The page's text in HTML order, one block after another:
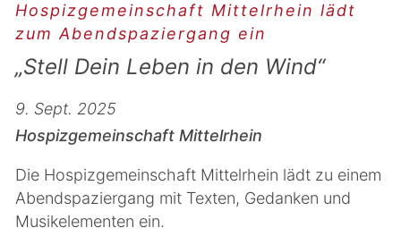
Hospizgemeinschaft Mittelrhein lädt
zum Abendspaziergang ein
„Stell Dein Leben in den Wind“
9. Sept. 2025
Hospizgemeinschaft Mittelrhein
Die Hospizgemeinschaft Mittelrhein lädt zu einem
Abendspaziergang mit Texten, Gedanken und
Musikelementen ein.